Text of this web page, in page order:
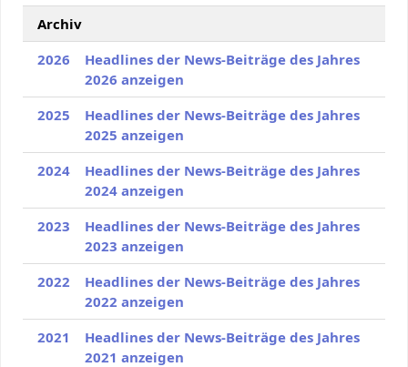
Archiv
2026
Headlines der News-Beiträge des Jahres
2026 anzeigen
2025
Headlines der News-Beiträge des Jahres
2025 anzeigen
2024
Headlines der News-Beiträge des Jahres
2024 anzeigen
2023
Headlines der News-Beiträge des Jahres
2023 anzeigen
2022
Headlines der News-Beiträge des Jahres
2022 anzeigen
2021
Headlines der News-Beiträge des Jahres
2021 anzeigen